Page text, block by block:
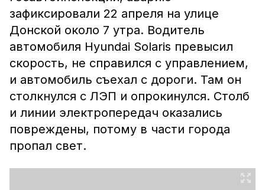
зафиксировали 22 апреля на улице
Донской около 7 утра. Водитель
автомобиля Hyundai Solaris превысил
скорость, не справился с управлением,
и автомобиль съехал с дороги. Там он
столкнулся с ЛЭП и опрокинулся. Столб
и линии электропередач оказались
повреждены, потому в части города
пропал свет.